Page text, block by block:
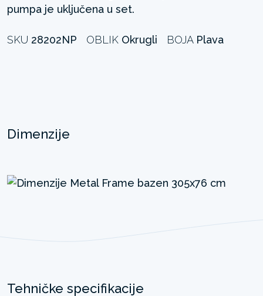
pumpa je uključena u set.
SKU 28202NP OBLIK Okrugli BOJA Plava
Dimenzije
Tehničke specifikacije